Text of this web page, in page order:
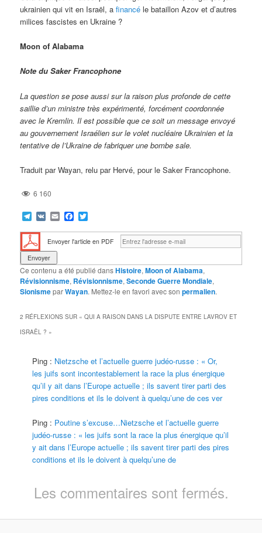
ukrainien qui vit en Israël, afinancé le bataillon Azov et d’autres
milices fascistes en Ukraine ?
Moon of Alabama
Note du Saker Francophone
La question se pose aussi sur la raison plus profonde de cette
saillie d’un ministre très expérimenté, forcément coordonnée
avec le Kremlin. Il est possible que ce soit un message envoyé
au gouvernement Israélien sur le volet nucléaire Ukrainien et la
tentative de l’Ukraine de fabriquer une bombe sale.
Traduit par Wayan, relu par Hervé, pour le Saker Francophone.
6 160
Telegram
VK EmailFacebook
Envoyer l'article en PDF
Ce contenu a été publié dansHistoire,Moon of Alabama,
Révisionnisme, Révisionnisme,Seconde Guerre Mondiale,
SionismeparWayan. Mettez-le en favori avec sonpermalien.
2 RÉFLEXIONS SUR «QUI A RAISON DANS LA DISPUTE ENTRE LAVROV ET
ISRAËL ? »
Ping : Nietzsche et l’actuelle guerre judéo-russe : « Or,
les juifs sont incontestablement la race la plus énergique
qu’il y ait dans l’Europe actuelle ; ils savent tirer parti des
pires conditions et ils le doivent à quelqu’une de ces ver
Ping : Poutine s’excuse…Nietzsche et l’actuelle guerre
judéo-russe : « les juifs sont la race la plus énergique qu’il
y ait dans l’Europe actuelle ; ils savent tirer parti des pires
conditions et ils le doivent à quelqu’une de
Les commentaires sont fermés.